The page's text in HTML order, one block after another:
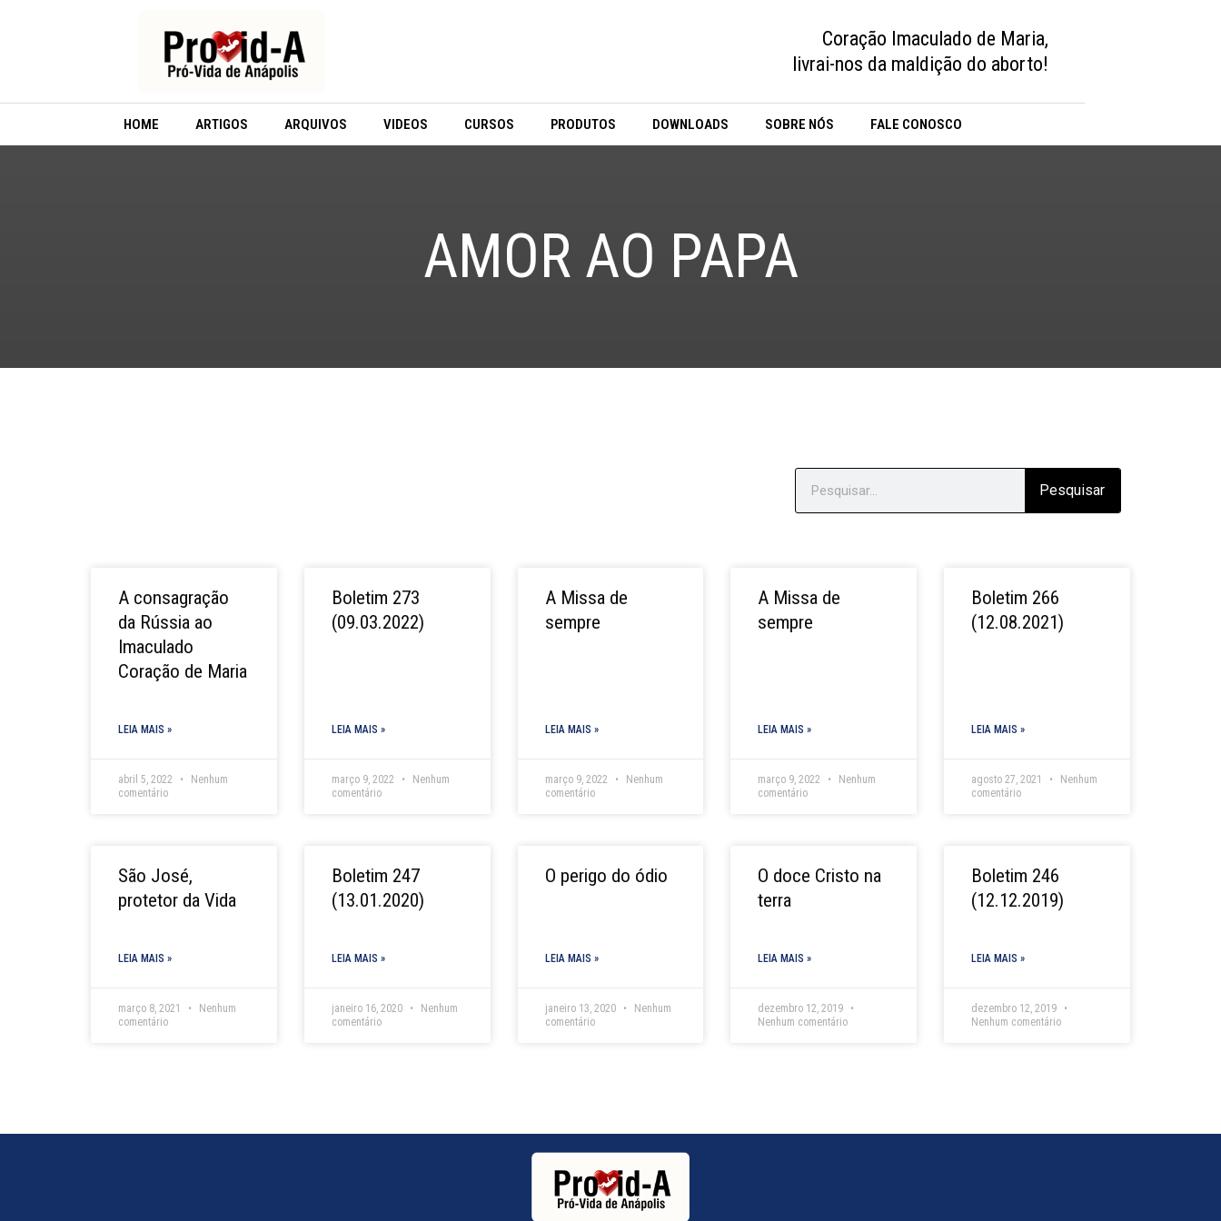
Coração Imaculado de Maria,
livrai-nos da maldição do aborto!
HOME ARTIGOS ARQUIVOS VIDEOS CURSOS PRODUTOS DOWNLOADS SOBRE NÓS FALE CONOSCO
AMOR AO PAPA
Pesquisar
A consagração
da Rússia ao
Imaculado
Coração de Maria
LEIA MAIS »
abril 5, 2022
Nenhum
comentário
Boletim 273
(09.03.2022)
LEIA MAIS »
março 9, 2022
Nenhum
comentário
A Missa de
sempre
LEIA MAIS »
março 9, 2022
Nenhum
comentário
A Missa de
sempre
LEIA MAIS »
março 9, 2022
Nenhum
comentário
Boletim 266
(12.08.2021)
LEIA MAIS »
agosto 27, 2021
Nenhum
comentário
São José,
protetor da Vida
LEIA MAIS »
março 8, 2021
Nenhum
comentário
Boletim 247
(13.01.2020)
LEIA MAIS »
janeiro 16, 2020
Nenhum
comentário
O perigo do ódio
LEIA MAIS »
janeiro 13, 2020
Nenhum
comentário
O doce Cristo na
terra
LEIA MAIS »
dezembro 12, 2019
Nenhum comentário
Boletim 246
(12.12.2019)
LEIA MAIS »
dezembro 12, 2019
Nenhum comentário